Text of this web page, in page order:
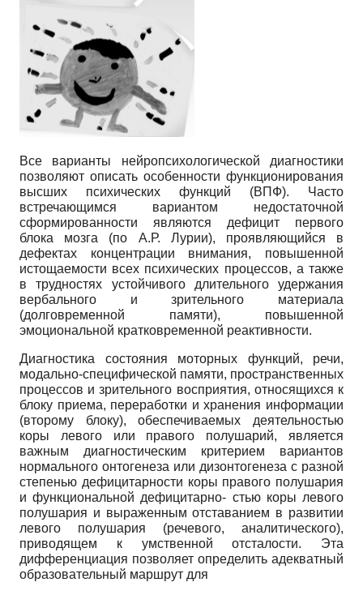
Все варианты нейропсихологической диагностики
позволяют описать особенности функционирования
высших психических функций (ВПФ). Часто
встречающимся вариантом недостаточной
сформированности являются дефицит первого
блока мозга (по А.Р. Лурии), проявляющийся в
дефектах концентрации внимания, повышенной
истощаемости всех психических процессов, а также
в трудностях устойчивого длительного удержания
вербального и зрительного материала
(долговременной памяти), повышенной
эмоциональной кратковременной реактивности.
Диагностика состояния моторных функций, речи,
модально-специфической памяти, пространственных
процессов и зрительного восприятия, относящихся к
блоку приема, переработки и хранения информации
(второму блоку), обеспечиваемых деятельностью
коры левого или правого полушарий, является
важным диагностическим критерием вариантов
нормального онтогенеза или дизонтогенеза с разной
степенью дефицитарности коры правого полушария
и функциональной дефицитарно- стью коры левого
полушария и выраженным отставанием в развитии
левого полушария (речевого, аналитического),
приводящем к умственной отсталости. Эта
дифференциация позволяет определить адекватный
образовательный маршрут для